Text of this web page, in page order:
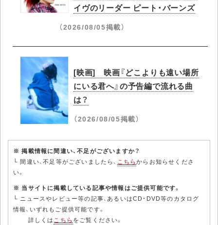
イヴのリーダー ピート・バーンズ
（2026/08/05掲載）
[映画] 映画『どこよりも遠い場所
にいる君へ』の予告編で流れる曲
は？
（2026/08/05掲載）
※ 掲載情報に間違い、不足がございますか？
└ 間違い、不足等がございましたら、 こちらからお知らせくださ
い。
※ 当サイトに掲載している記事や情報はご提供可能です。
└ ニュースやレビュー等の記事、あるいはCD・DVD等のカタログ
情報、いずれもご提供可能です。
詳しくはこちら をご覧ください。